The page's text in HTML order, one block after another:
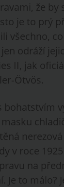
že by
je to prý
všechno,
odráží
II, jak
bohatstvím
v roce
na
Je to málo?